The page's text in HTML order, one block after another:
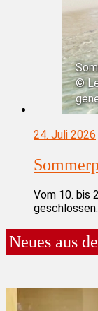
©
24. Juli 2026
Vom 10. bis
geschlossen.
Neues aus